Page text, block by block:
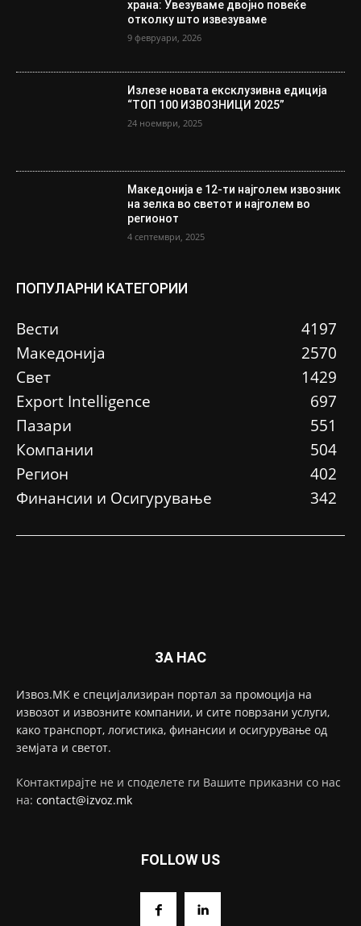
храна: Увезуваме двојно повеќе
отколку што извезуваме
9 февруари, 2026
Излезе новата ексклузивна едиција
“ТОП 100 ИЗВОЗНИЦИ 2025”
24 ноември, 2025
Македонија е 12-ти најголем извозник
на зелка во светот и најголем во
регионот
4 септември, 2025
ПОПУЛАРНИ КАТЕГОРИИ
Вести
4197
Македонија
2570
Свет
1429
Еxport Intelligence
697
Пазари
551
Компании
504
Регион
402
Финансии и Осигурување
342
ЗА НАС
Извоз.МК е специјализиран портал за промоција на
извозот и извозните компании, и сите поврзани услуги,
како транспорт, логистика, финансии и осигурување од
земјата и светот.
Контактирајте не и споделете ги Вашите приказни со нас
на: contact@izvoz.mk
FOLLOW US